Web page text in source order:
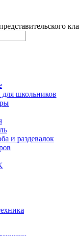
школьников
и раздевалок